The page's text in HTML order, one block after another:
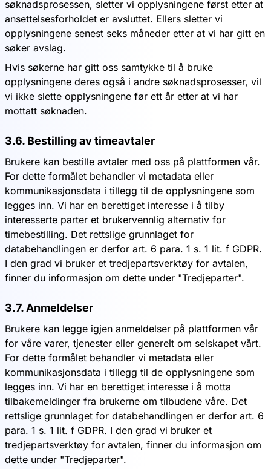
søknadsprosessen, sletter vi opplysningene først etter at
ansettelsesforholdet er avsluttet. Ellers sletter vi
opplysningene senest seks måneder etter at vi har gitt en
søker avslag.
Hvis søkerne har gitt oss samtykke til å bruke
opplysningene deres også i andre søknadsprosesser, vil
vi ikke slette opplysningene før ett år etter at vi har
mottatt søknaden.
3.6. Bestilling av timeavtaler
Brukere kan bestille avtaler med oss på plattformen vår.
For dette formålet behandler vi metadata eller
kommunikasjonsdata i tillegg til de opplysningene som
legges inn. Vi har en berettiget interesse i å tilby
interesserte parter et brukervennlig alternativ for
timebestilling. Det rettslige grunnlaget for
databehandlingen er derfor art. 6 para. 1 s. 1 lit. f GDPR.
I den grad vi bruker et tredjepartsverktøy for avtalen,
finner du informasjon om dette under "Tredjeparter".
3.7. Anmeldelser
Brukere kan legge igjen anmeldelser på plattformen vår
for våre varer, tjenester eller generelt om selskapet vårt.
For dette formålet behandler vi metadata eller
kommunikasjonsdata i tillegg til de opplysningene som
legges inn. Vi har en berettiget interesse i å motta
tilbakemeldinger fra brukerne om tilbudene våre. Det
rettslige grunnlaget for databehandlingen er derfor art. 6
para. 1 s. 1 lit. f GDPR. I den grad vi bruker et
tredjepartsverktøy for avtalen, finner du informasjon om
dette under "Tredjeparter".